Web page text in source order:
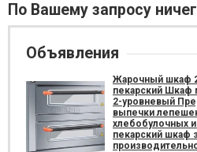
По Вашему запросу
Объявления
Жарочный шкаф
пекарский Шкаф
2-уровневый
выпечки
хлебобулочных
пекарский шкаф